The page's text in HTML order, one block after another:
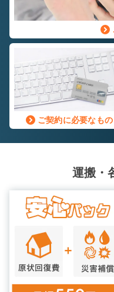
ご契約に必要なもの
運搬・